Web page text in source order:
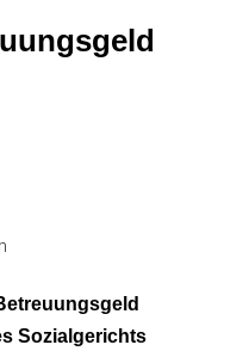
Sozialgerichts